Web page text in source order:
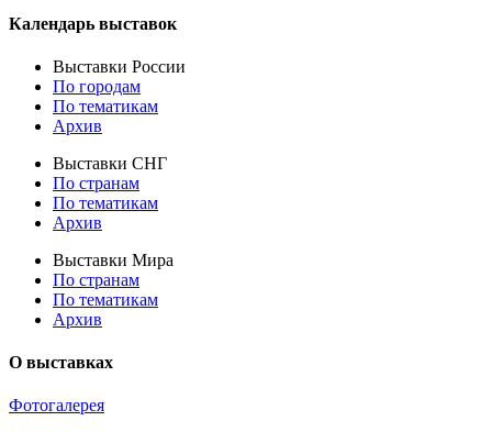
Календарь выставок
Выставки России
По городам
По тематикам
Архив
Выставки СНГ
По странам
По тематикам
Архив
Выставки Мира
По странам
По тематикам
Архив
О выставках
Фотогалерея